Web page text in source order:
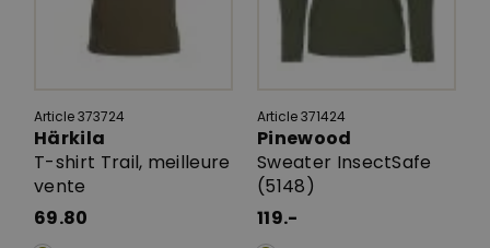
Article 373724
Härkila
T-shirt Trail, meilleure
vente
69.80
Article 371424
Pinewood
Sweater InsectSafe
(5148)
119.-